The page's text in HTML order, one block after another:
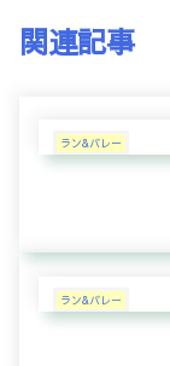
関連記事
ラン&バレー
ラン&バレー